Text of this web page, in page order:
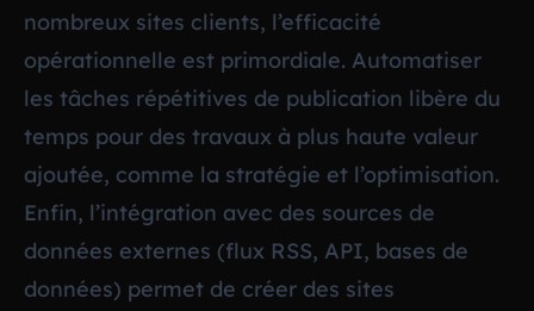
nombreux sites clients, l’efficacité
opérationnelle est primordiale. Automatiser
les tâches répétitives de publication libère du
temps pour des travaux à plus haute valeur
ajoutée, comme la stratégie et l’optimisation.
Enfin, l’intégration avec des sources de
données externes (flux RSS, API, bases de
données) permet de créer des sites